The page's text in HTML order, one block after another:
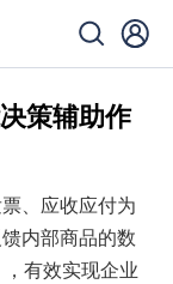
策辅助作
、应收应付为
内部商品的数
，有效实现企业